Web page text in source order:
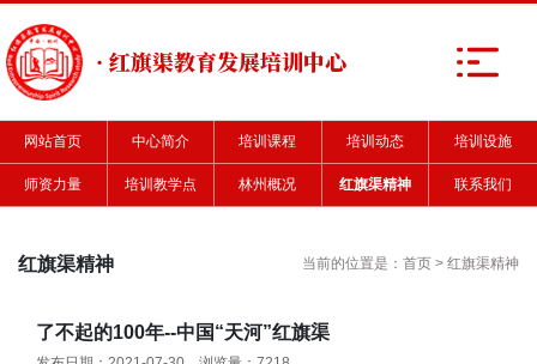
· 红旗渠教育发展培训中心
网站首页 中心简介 培训课程 培训动态 培训设施
师资力量 培训教学点 林州概况 红旗渠精神 联系我们
红旗渠精神 当前的位置是： 首页 > 红旗渠精神
了不起的100年--中国“天河”红旗渠